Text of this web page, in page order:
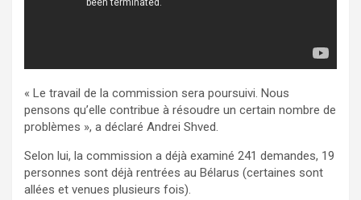
« Le travail de la commission sera poursuivi. Nous
pensons qu’elle contribue à résoudre un certain nombre de
problèmes », a déclaré Andrei Shved.
Selon lui, la commission a déjà examiné 241 demandes, 19
personnes sont déjà rentrées au Bélarus (certaines sont
allées et venues plusieurs fois).